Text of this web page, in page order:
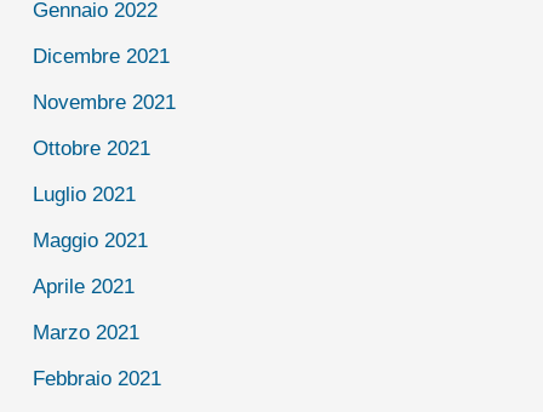
Gennaio 2022
Dicembre 2021
Novembre 2021
Ottobre 2021
Luglio 2021
Maggio 2021
Aprile 2021
Marzo 2021
Febbraio 2021